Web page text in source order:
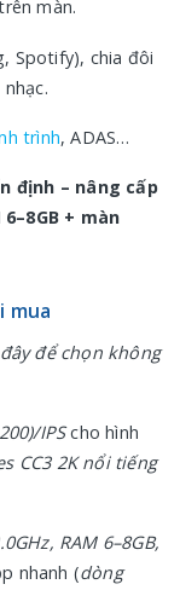
màn.
Spotify), chia đôi
trình, ADAS…
định – nâng cấp
+ màn
mua
để chọn không
IPScho hình
CC3 2K nổi tiếng
RAM 6–8GB,
nhanh (dòng